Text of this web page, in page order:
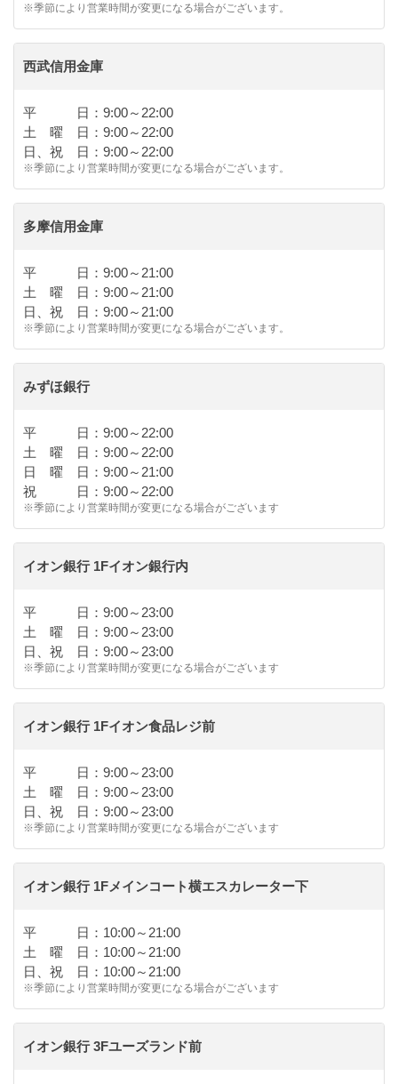
※季節により営業時間が変更になる場合がございます。
西武信用金庫
平 日：9:00～22:00
土 曜 日：9:00～22:00
日、祝 日：9:00～22:00
※季節により営業時間が変更になる場合がございます。
多摩信用金庫
平 日：9:00～21:00
土 曜 日：9:00～21:00
日、祝 日：9:00～21:00
※季節により営業時間が変更になる場合がございます。
みずほ銀行
平 日：9:00～22:00
土 曜 日：9:00～22:00
日 曜 日：9:00～21:00
祝 日：9:00～22:00
※季節により営業時間が変更になる場合がございます
イオン銀行 1Fイオン銀行内
平 日：9:00～23:00
土 曜 日：9:00～23:00
日、祝 日：9:00～23:00
※季節により営業時間が変更になる場合がございます
イオン銀行 1Fイオン食品レジ前
平 日：9:00～23:00
土 曜 日：9:00～23:00
日、祝 日：9:00～23:00
※季節により営業時間が変更になる場合がございます
イオン銀行 1Fメインコート横エスカレーター下
平 日：10:00～21:00
土 曜 日：10:00～21:00
日、祝 日：10:00～21:00
※季節により営業時間が変更になる場合がございます
イオン銀行 3Fユーズランド前